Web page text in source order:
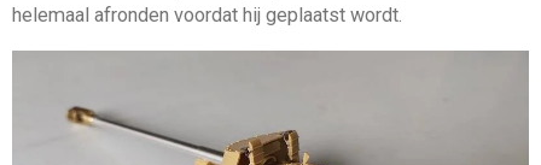
helemaal afronden voordat hij geplaatst wordt.